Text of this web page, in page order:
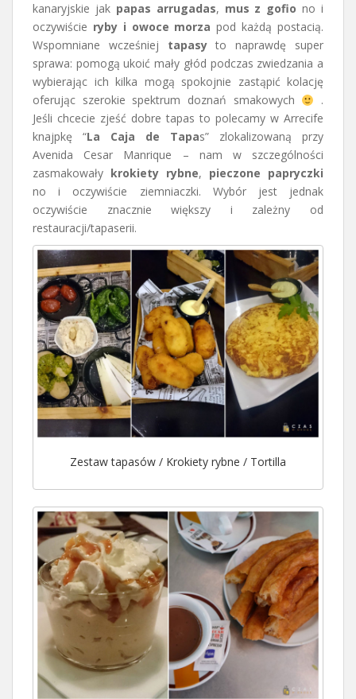
kanaryjskie jak papas arrugadas, mus z gofio no i
oczywiście ryby i owoce morza pod każdą postacią.
Wspomniane wcześniej tapasyto naprawdę super
sprawa: pomogą ukoić mały głód podczas zwiedzania a
wybierając ich kilka mogą spokojnie zastąpić kolację
oferując szerokie spektrum doznań smakowych
.
Jeśli chcecie zjeść dobre tapas to polecamy w Arrecife
knajpkę “La Caja de Tapas” zlokalizowaną przy
Avenida Cesar Manrique – nam w szczególności
zasmakowały krokiety rybne, pieczone papryczki
no i oczywiście ziemniaczki. Wybór jest jednak
oczywiście znacznie większy i zależny od
restauracji/tapaserii.
Zestaw tapasów / Krokiety rybne / Tortilla